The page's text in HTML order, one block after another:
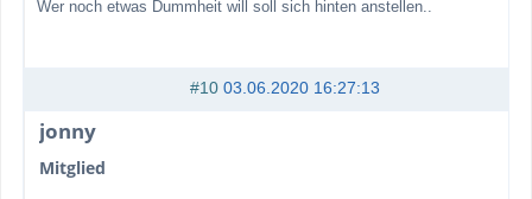
Wer noch etwas Dummheit will soll sich hinten anstellen..
#10 03.06.2020 16:27:13
jonny
Mitglied